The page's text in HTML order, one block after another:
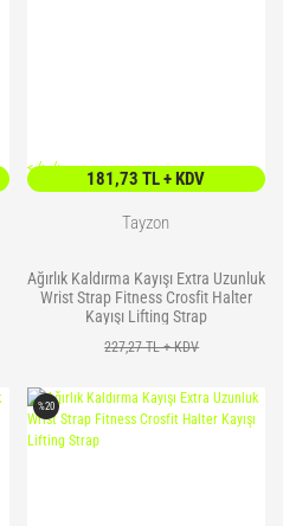
</> />
181,73 TL + KDV
Tayzon
Ağırlık Kaldırma Kayışı Extra Uzunluk
Wrist Strap Fitness Crosfit Halter
Kayışı Lifting Strap
227,27 TL + KDV
%20